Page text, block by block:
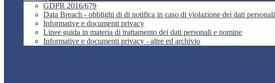
GDPR 2016/679
Data Breach - obblighi di di notifica in caso di violazione dei dati personali
Informative e documenti privacy
Linee guida in materia di trattamento dei dati personali e nomine
Informative e documenti privacy - altre ed archivio